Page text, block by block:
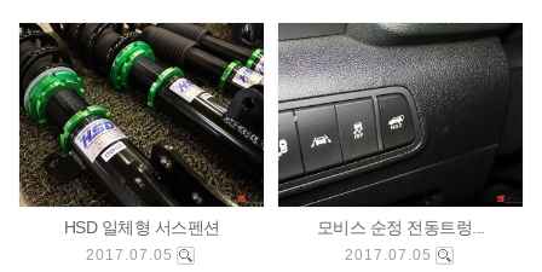
HSD 일체형 서스펜션
2017.07.05
모비스 순정 전동트렁...
2017.07.05